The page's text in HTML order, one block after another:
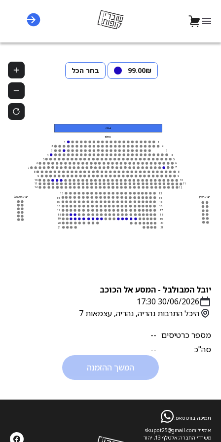
יובל המבולבל - המסע אל הכוכב
היכל התרבות נהריה, נהריה, עצמאות 7
30/06/2026 17:30
מספר כרטיסים --
סה''כ
--
המשך ההזמנה
בחר הכל ‏99.00 ‏₪
1
5
6
7
1
2
3
4
5
6
7
8
9
10
13
14
15
16
17
18
19
20
21
11
11
12
12
אולם
יציע ימין יציע שמאל
במה
14
15
16
17
18
19
20
21
13
10
9
8
2
3
4
תמיכה בווטסאפ:
skupot25@gmail.comאימייל:
אלטלף 13, יהודמשרדי החברה: